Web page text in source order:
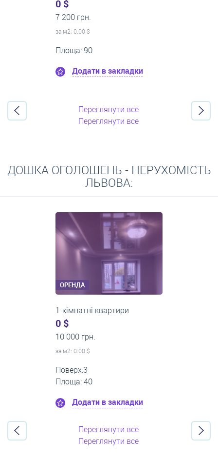
18 000 $
0 грн.
за м2: 1 285.71 $
Площа: 14
Додати в закладки
Переглянути все
Переглянути все
ДОШКА ОГОЛОШЕНЬ - НЕРУХОМІСТЬ
ЛЬВОВА:
ОРЕНДА
2-кімнатні квартири
16 000 грн.
за м
Поверх:11
Площа: 55
Додати в закладки
Переглянути все
Переглянути все